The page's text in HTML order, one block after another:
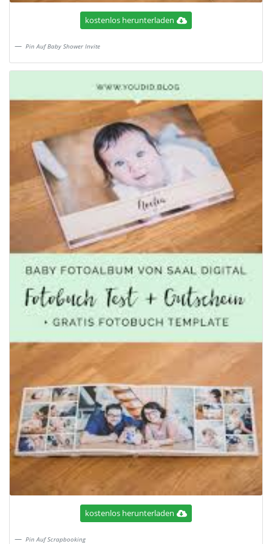
kostenlos herunterladen
Pin Auf Baby Shower Invite
kostenlos herunterladen
Pin Auf Scrapbooking